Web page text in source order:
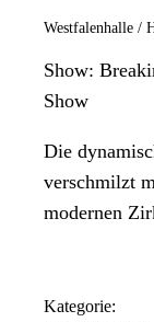
Westfalenhalle /
Show:
Show
Die
verschmilzt
modernen
Kategorie: